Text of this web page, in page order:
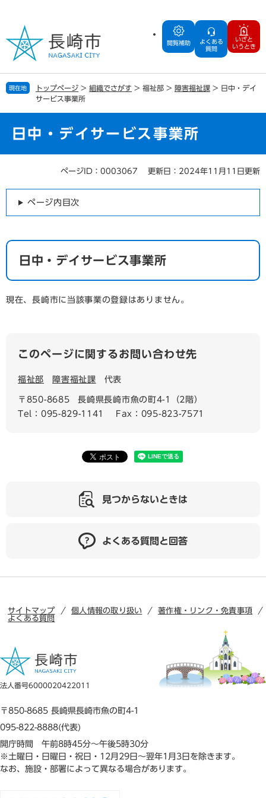
の
で
す
ー
ば
し
閲覧補助
よくある
質問
いざと
いうとき
現在地 トップページ > 組織でさがす > 福祉部 > 障害福祉課 > 日中・デイ
サービス事業所
日中・デイサービス事業所
ページID：0003067 更新日：2024年11月11日更新
ページ内目次
日中・デイサービス事業所
現在、長崎市に当該事業の登録はありません。
このページに関するお問い合わせ先
福祉部 障害福祉課 代表
〒850-8685
長崎県長崎市魚の町4-1（2階）
Tel：095-829-1141
Fax：095-823-7571
見つからないときは
よくある質問と回答
サイトマップ 個人情報の取り扱い
著作権・リンク・免責事項
よくある質問
法人番号6000020422011
〒850-8685 長崎県長崎市魚の町4-1
095-822-8888(代表)
開庁時間 午前8時45分～午後5時30分
※土曜日・日曜日・祝日・12月29日～翌年1月3日を除きます。
なお、施設・部署によって異なる場合があります。